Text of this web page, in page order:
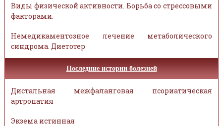
Виды физической активности. Борьба со стрессовыми
факторами.
Немедикаментозное лечение метаболического
синдрома. Диетотер
Последние истории болезней
Дистальная межфаланговая псориатическая
артропатия
Экзема истинная